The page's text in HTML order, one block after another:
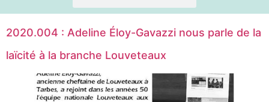
2020.004 : Adeline Éloy-Gavazzi nous parle de la
laïcité à la branche Louveteaux